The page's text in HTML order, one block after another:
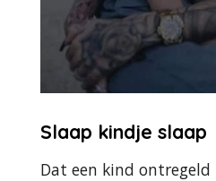
Slaap kindje slaap
Dat een kind ontregeld